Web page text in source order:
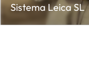
Sistema Leica SL